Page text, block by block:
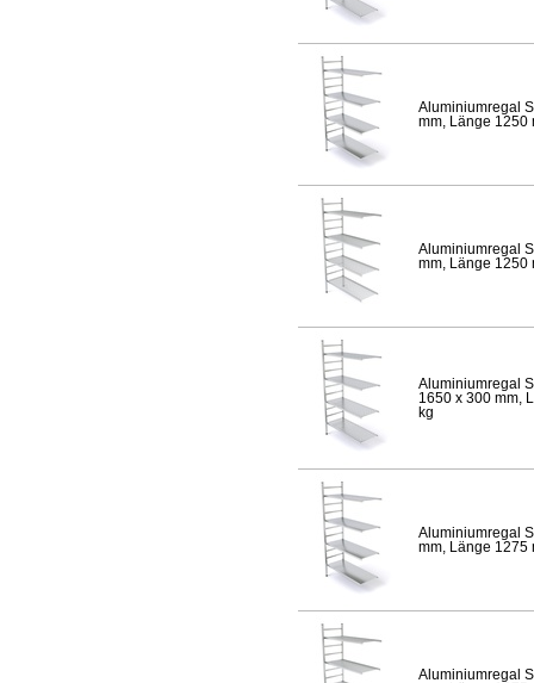
Aluminiumregal
mm, Länge 1250
Aluminiumregal
mm, Länge 1250
Aluminiumregal
1650 x 300 mm,
kg
Aluminiumregal
mm, Länge 1275
Aluminiumregal